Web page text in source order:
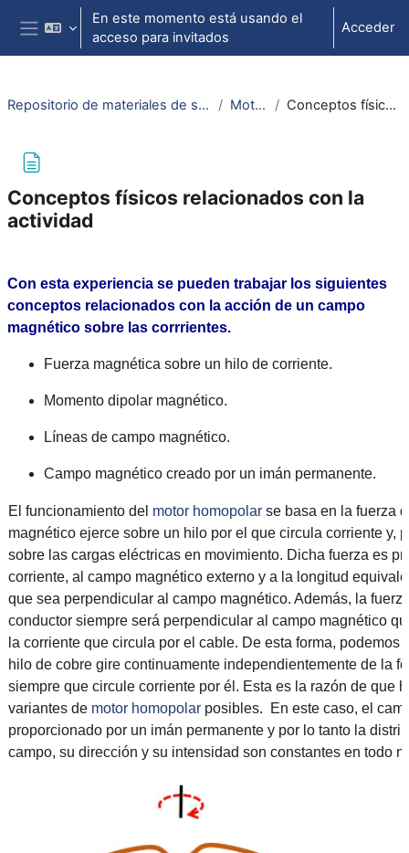
Salta al contenido principal
Panel lateral
En este momento está usando el
acceso para invitados
Acceder
Repositorio de materiales de soporte para la docencia de la física universitaria II Motor homopolar Conceptos físicos relacionados con la actividad
Conceptos físicos relacionados con la
actividad
Con esta experiencia se pueden trabajar los siguientes
conceptos relacionados con la acción de un campo
magnético sobre las corrrientes.
Fuerza magnética sobre un hilo de corriente.
Momento dipolar magnético.
Líneas de campo magnético.
Campo magnético creado por un imán permanente.
El funcionamiento del motor homopolar se basa en la fuerza
magnético ejerce sobre un hilo por el que circula corriente y,
sobre las cargas eléctricas en movimiento. Dicha fuerza es
corriente, al campo magnético externo y a la longitud
que sea perpendicular al campo magnético. Además, la
conductor siempre será perpendicular al campo magnético
la corriente que circula por el cable. De esta forma, podemos
hilo de cobre gire continuamente independientemente de la
siempre que circule corriente por él. Esta es la razón de que
variantes de motor homopolar posibles. En este caso, el
proporcionado por un imán permanente y por lo tanto la
campo, su dirección y su intensidad son constantes en todo